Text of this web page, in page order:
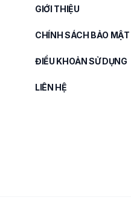
GIỚI THIỆU
CHÍNH SÁCH BẢO MẬT
ĐIỀU KHOẢN SỬ DỤNG
LIÊN HỆ